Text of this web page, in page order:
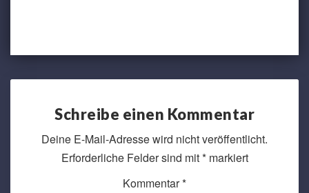
Schreibe einen Kommentar
Deine E-Mail-Adresse wird nicht veröffentlicht.
Erforderliche Felder sind mit*markiert
Kommentar*